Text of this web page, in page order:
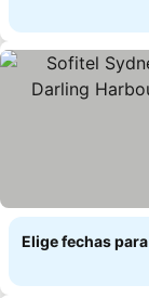
Elige fechas